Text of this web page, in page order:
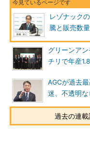
レゾナック
騰と販売数
グリーンアン
チリで年産
AGCが過去
迷、不透明
過去の連